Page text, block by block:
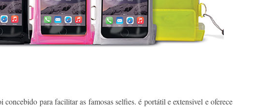
concebido para facilitar as famosas selfies. é portátil e extensivel e oferece